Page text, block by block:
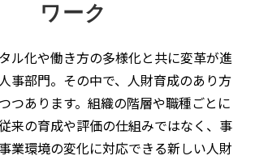
ワーク
ル化や働き方の多様化と共に変革が進
事部門。その中で、人財育成のあり方
つあります。組織の階層や職種ごとに
来の育成や評価の仕組みではなく、事
業環境の変化に対応できる新しい人財